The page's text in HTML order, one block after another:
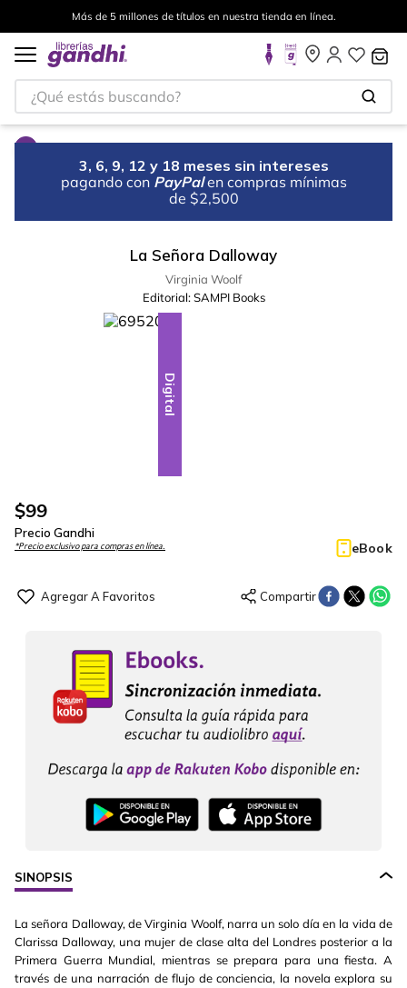
Más de 5 millones de títulos en nuestra tienda en línea.
¿Qué estás buscando?
3, 6, 9, 12 y 18 meses sin intereses
pagando con PayPal en compras mínimas
de $2,500
La Señora Dalloway
Virginia Woolf
Editorial: SAMPI Books
Digital
$99
Precio Gandhi
*Precio exclusivo para compras en línea. eBook
SINOPSIS
La señora Dalloway, de Virginia Woolf, narra un solo día en la vida de
Clarissa Dalloway, una mujer de clase alta del Londres posterior a la
Primera Guerra Mundial, mientras se prepara para una fiesta. A
través de una narración de flujo de conciencia, la novela explora su